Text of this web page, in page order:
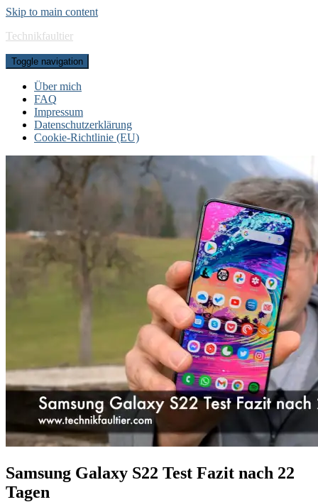
Skip to main content
Technikfaultier
Toggle navigation
Über mich
FAQ
Impressum
Datenschutzerklärung
Cookie-Richtlinie (EU)
Samsung Galaxy S22 Test Fazit nach 22
Tagen